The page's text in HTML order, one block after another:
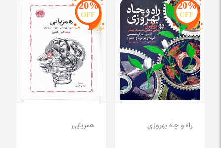
20%
OFF
راه و چاه بهروزی
20%
OFF
همزیایی